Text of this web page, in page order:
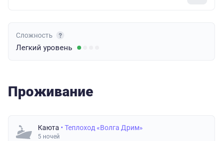
Сложность
Легкий уровень
Проживание
Каюта • Теплоход «Волга Дрим»
5 ночей